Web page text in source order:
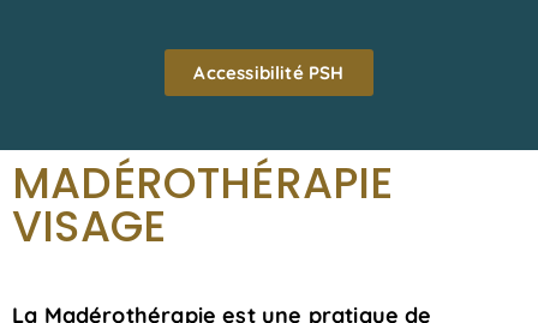
Accessibilité PSH
MADÉROTHÉRAPIE
VISAGE
La Madérothérapie est une pratique de